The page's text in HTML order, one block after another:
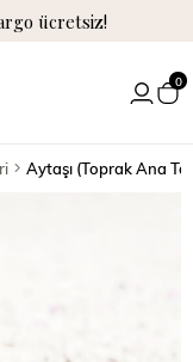
ücretsiz!
0
Aytaşı (Toprak Ana